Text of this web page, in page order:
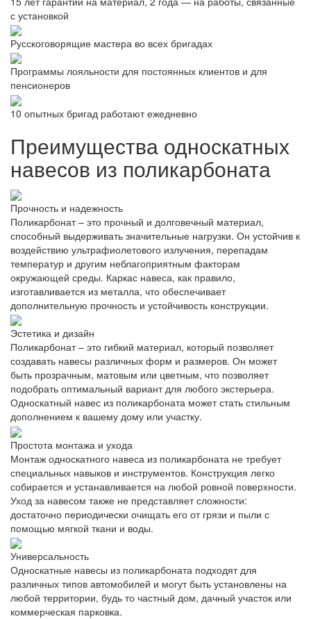
с установкой
Русскоговорящие мастера во всех бригадах
Программы лояльности для постоянных клиентов и для
пенсионеров
10 опытных бригад работают ежедневно
Преимущества односкатных
навесов из поликарбоната
Прочность и надежность
Поликарбонат – это прочный и долговечный материал,
способный выдерживать значительные нагрузки. Он устойчив к
воздействию ультрафиолетового излучения, перепадам
температур и другим неблагоприятным факторам
окружающей среды. Каркас навеса, как правило,
изготавливается из металла, что обеспечивает
дополнительную прочность и устойчивость конструкции.
Эстетика и дизайн
Поликарбонат – это гибкий материал, который позволяет
создавать навесы различных форм и размеров. Он может
быть прозрачным, матовым или цветным, что позволяет
подобрать оптимальный вариант для любого экстерьера.
Односкатный навес из поликарбоната может стать стильным
дополнением к вашему дому или участку.
Простота монтажа и ухода
Монтаж односкатного навеса из поликарбоната не требует
специальных навыков и инструментов. Конструкция легко
собирается и устанавливается на любой ровной поверхности.
Уход за навесом также не представляет сложности:
достаточно периодически очищать его от грязи и пыли с
помощью мягкой ткани и воды.
Универсальность
Односкатные навесы из поликарбоната подходят для
различных типов автомобилей и могут быть установлены на
любой территории, будь то частный дом, дачный участок или
коммерческая парковка.